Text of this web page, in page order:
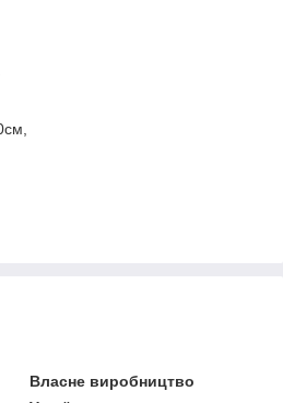
Власне виробництво